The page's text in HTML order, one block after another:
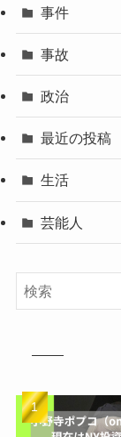
事件
事故
政治
最近の投稿
生活
芸能人